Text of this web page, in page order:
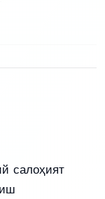
салоҳият